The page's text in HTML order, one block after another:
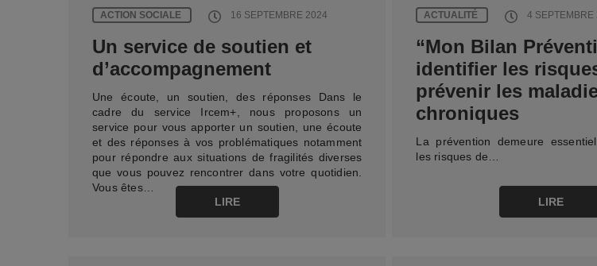
ACTION SOCIALE 16 SEPTEMBRE 2024
Un service de soutien et
d’accompagnement
Une écoute, un soutien, des réponses Dans le
cadre du service Ircem+, nous proposons un
service pour vous apporter un soutien, une écoute
et des réponses à vos problématiques notamment
pour répondre aux situations de fragilités diverses
que vous pouvez rencontrer dans votre quotidien.
Vous êtes…
LIRE
ACTUALITÉ 4 SEPTEMBRE
“Mon Bilan
identifier les
prévenir les
chroniques
La prévention demeure
les risques de…
LIRE